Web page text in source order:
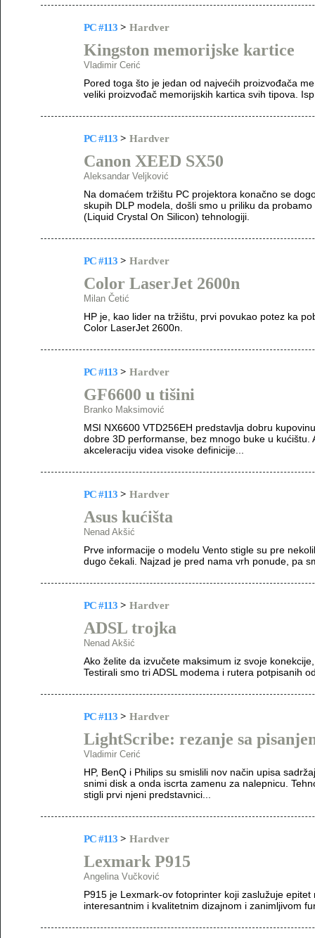
PC #113 > Hardver
Kingston memorijske kartice
Vladimir Cerić
Pored toga što je jedan od najvećih proizvođača
veliki proizvođač memorijskih kartica svih tipova.
PC #113 > Hardver
Canon XEED SX50
Aleksandar Veljković
Na domaćem tržištu PC projektora konačno se
skupih DLP modela, došli smo u priliku da
(Liquid Crystal On Silicon) tehnologiji.
PC #113 > Hardver
Color LaserJet 2600n
Milan Četić
HP je, kao lider na tržištu, prvi povukao potez ka
Color LaserJet 2600n.
PC #113 > Hardver
GF6600 u tišini
Branko Maksimović
MSI NX6600 VTD256EH predstavlja dobru
dobre 3D performanse, bez mnogo buke u kućištu.
akceleraciju videa visoke definicije...
PC #113 > Hardver
Asus kućišta
Nenad Akšić
Prve informacije o modelu Vento stigle su pre
dugo čekali. Najzad je pred nama vrh ponude, pa
PC #113 > Hardver
ADSL trojka
Nenad Akšić
Ako želite da izvučete maksimum iz svoje
Testirali smo tri ADSL modema i rutera potpisanih
PC #113 > Hardver
LightScribe: rezanje sa
Vladimir Cerić
HP, BenQ i Philips su smislili nov način upisa
snimi disk a onda iscrta zamenu za nalepnicu.
stigli prvi njeni predstavnici...
PC #113 > Hardver
Lexmark P915
Angelina Vučković
P915 je Lexmark-ov fotoprinter koji zaslužuje
interesantnim i kvalitetnim dizajnom i zanimljivom